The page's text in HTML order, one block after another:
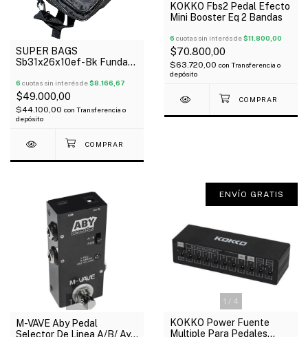
SUPER BAGS
Sb31x26x10ef-Bk Funda
Multiefectos Acolchada
10Mm
6 cuotas sin interés de$8.166,67
$49.000,00
$44.100,00 con Transferencia o
depósito
KOKKO Fbs2 Pedal Efecto
Mini Booster Eq 2 Bandas
6 cuotas sin interés de$11.800,00
$70.800,00
$63.720,00 con Transferencia o
depósito
1/3
M-VAVE Aby Pedal
Selector De Linea A/B/ Ayb
1 / 4
ENVÍO GRATIS
KOKKO Power Fuente
Multiple Para Pedales